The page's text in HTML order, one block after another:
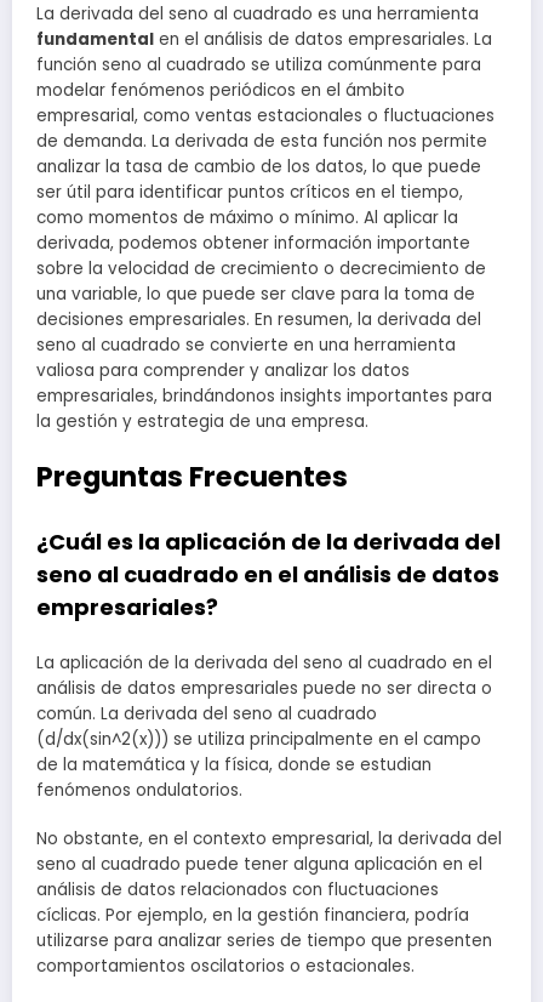
La derivada del seno al cuadrado es una herramienta
fundamental en el análisis de datos empresariales. La
función seno al cuadrado se utiliza comúnmente para
modelar fenómenos periódicos en el ámbito
empresarial, como ventas estacionales o fluctuaciones
de demanda. La derivada de esta función nos permite
analizar la tasa de cambio de los datos, lo que puede
ser útil para identificar puntos críticos en el tiempo,
como momentos de máximo o mínimo. Al aplicar la
derivada, podemos obtener información importante
sobre la velocidad de crecimiento o decrecimiento de
una variable, lo que puede ser clave para la toma de
decisiones empresariales. En resumen, la derivada del
seno al cuadrado se convierte en una herramienta
valiosa para comprender y analizar los datos
empresariales, brindándonos insights importantes para
la gestión y estrategia de una empresa.
Preguntas Frecuentes
¿Cuál es la aplicación de la derivada del
seno al cuadrado en el análisis de datos
empresariales?
La aplicación de la derivada del seno al cuadrado en el
análisis de datos empresariales puede no ser directa o
común. La derivada del seno al cuadrado
(d/dx(sin^2(x))) se utiliza principalmente en el campo
de la matemática y la física, donde se estudian
fenómenos ondulatorios.
No obstante, en el contexto empresarial, la derivada del
seno al cuadrado puede tener alguna aplicación en el
análisis de datos relacionados con fluctuaciones
cíclicas. Por ejemplo, en la gestión financiera, podría
utilizarse para analizar series de tiempo que presenten
comportamientos oscilatorios o estacionales.